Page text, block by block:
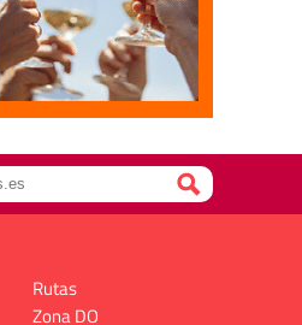
Rutas
Zona DO